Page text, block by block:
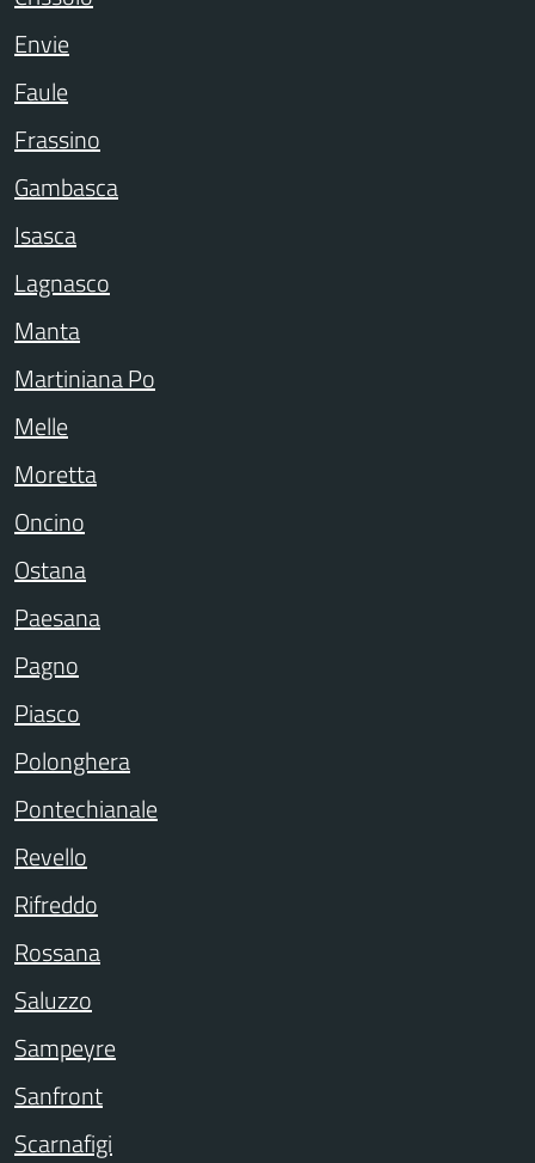
Envie
Faule
Frassino
Gambasca
Isasca
Lagnasco
Manta
Martiniana Po
Melle
Moretta
Oncino
Ostana
Paesana
Pagno
Piasco
Polonghera
Pontechianale
Revello
Rifreddo
Rossana
Saluzzo
Sampeyre
Sanfront
Scarnafigi